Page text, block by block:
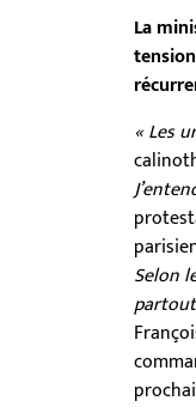
La
« Les
Selon